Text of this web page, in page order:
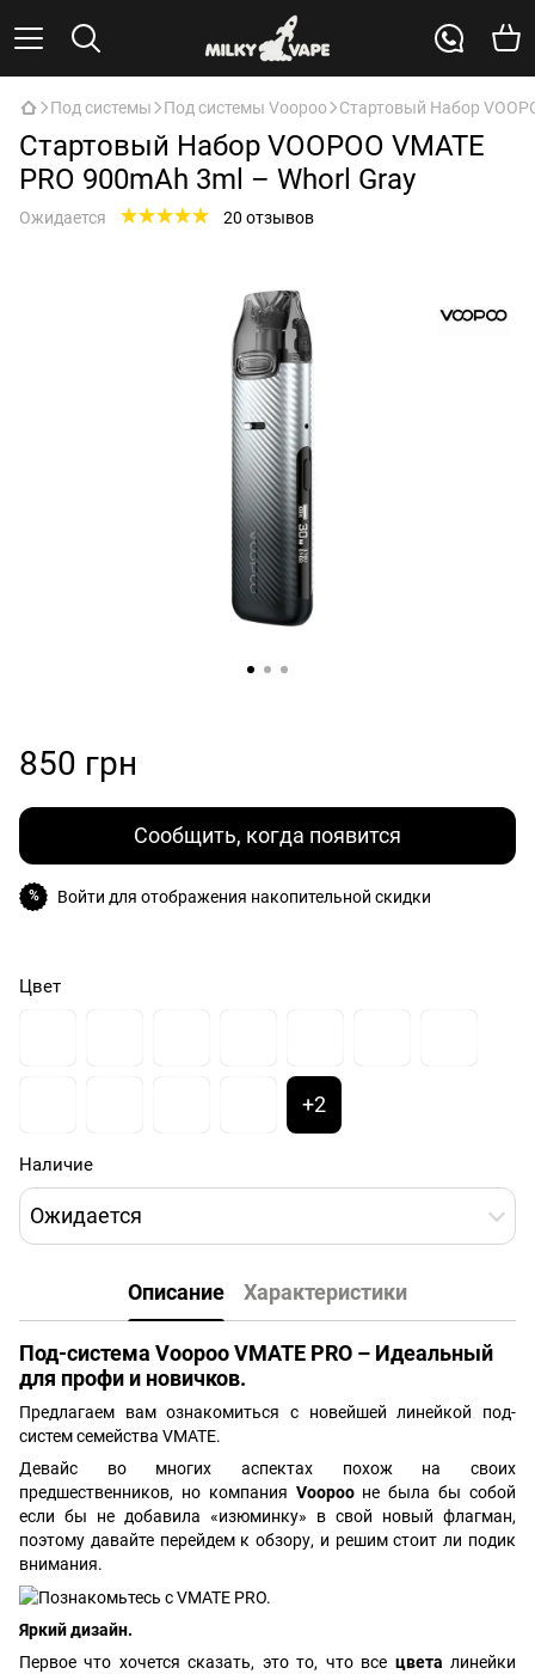
Под системы Под системы Voopoo Стартовый Набор
Стартовый Набор VOOPOO VMATE
PRO 900mAh 3ml – Whorl Gray
Ожидается 20 отзывов
850 грн
Сообщить, когда появится
% Войти для отображения накопительной скидки
Цвет
+2
Наличие
Ожидается
Описание Характеристики
Под-система Voopoo VMATE PRO – Идеальный
для профи и новичков.
Предлагаем вам ознакомиться с новейшей линейкой под-
систем семейства VMATE.
Девайс во многих аспектах похож на своих
предшественников, но компания Voopoo не была бы собой
если бы не добавила «изюминку» в свой новый флагман,
поэтому давайте перейдем к обзору, и решим стоит ли подик
внимания.
Яркий дизайн.
Первое что хочется сказать, это то, что все цветалинейки